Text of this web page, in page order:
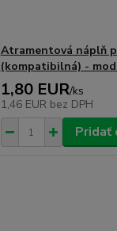
Atramentová náplň
(kompatibilná) -
1,80 EUR/ks
1,46 EUR bez DPH
Pridať